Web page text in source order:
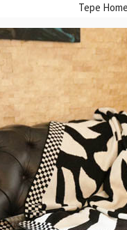
Tepe